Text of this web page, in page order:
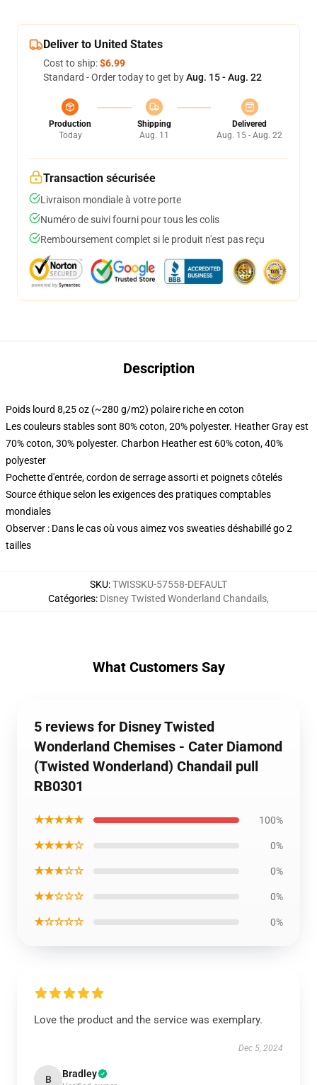
Deliver to United States
Cost to ship:$6.99
Standard - Order today to get byAug. 15 - Aug. 22
Production
Today
Shipping
Aug. 11
Delivered
Aug. 15 - Aug. 22
Transaction sécurisée
Livraison mondiale à votre porte
Numéro de suivi fourni pour tous les colis
Remboursement complet si le produit n'est pas reçu
Description
Poids lourd 8,25 oz (~280 g/m2) polaire riche en coton
Les couleurs stables sont 80% coton, 20% polyester. Heather Gray est
70% coton, 30% polyester. Charbon Heather est 60% coton, 40%
polyester
Pochette d'entrée, cordon de serrage assorti et poignets côtelés
Source éthique selon les exigences des pratiques comptables
mondiales
Observer : Dans le cas où vous aimez vos sweaties déshabillé go 2
tailles
SKU:TWISSKU-57558-DEFAULT
Catégories: Disney Twisted Wonderland Chandails,
What Customers Say
5 reviews for Disney Twisted
Wonderland Chemises - Cater Diamond
(Twisted Wonderland) Chandail pull
RB0301
★★★★★ 100%
★★★★☆ 0%
★★★☆☆ 0%
★★☆☆☆ 0%
★☆☆☆☆ 0%
Love the product and the service was exemplary.
Dec 5, 2024
B Bradley